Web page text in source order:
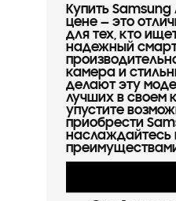
Купить Samsung
цене — это
для тех, кто
надежный
камера и
делают эту
лучших в своем
упустите
приобрести
наслаждайтесь